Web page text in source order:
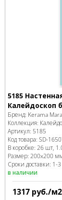
5185
Калейдоскоп
Бренд: Kerama
Коллекция:
Артикул: 5185
Код товара: SD-
В коробке: 26 шт,
Размер: 200x200
Сроки доставки: 1-
в наличии
1317 руб./м2